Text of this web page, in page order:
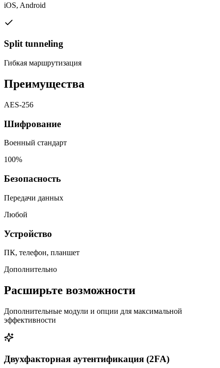
iOS, Android
Split tunneling
Гибкая маршрутизация
Преимущества
AES-256
Шифрование
Военный стандарт
100%
Безопасность
Передачи данных
Любой
Устройство
ПК, телефон, планшет
Дополнительно
Расширьте возможности
Дополнительные модули и опции для максимальной
эффективности
Двухфакторная аутентификация (2FA)